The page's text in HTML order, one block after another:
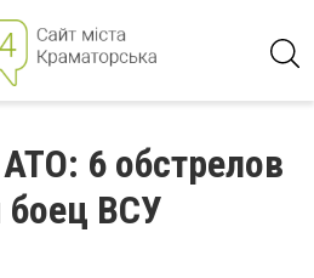
6 обстрелов
боец ВСУ